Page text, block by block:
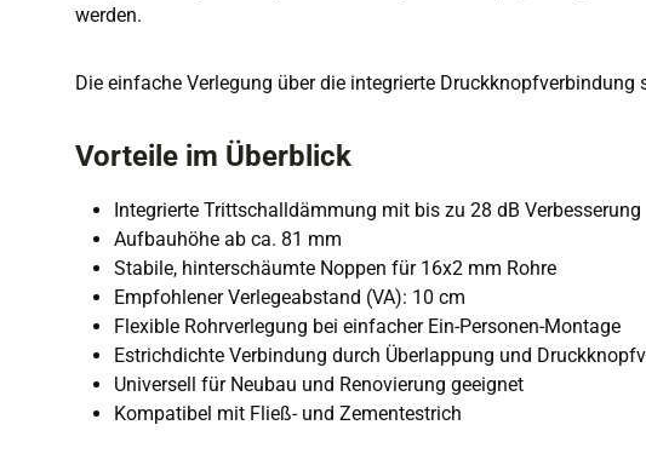
werden.
Die einfache Verlegung über die integrierte
Vorteile im Überblick
Integrierte Trittschalldämmung mit bis zu 28 dB Verbesserung
Aufbauhöhe ab ca. 81 mm
Stabile, hinterschäumte Noppen für 16x2 mm Rohre
Empfohlener Verlegeabstand (VA): 10 cm
Flexible Rohrverlegung bei einfacher Ein-Personen-Montage
Estrichdichte Verbindung durch Überlappung und
Universell für Neubau und Renovierung geeignet
Kompatibel mit Fließ- und Zementestrich